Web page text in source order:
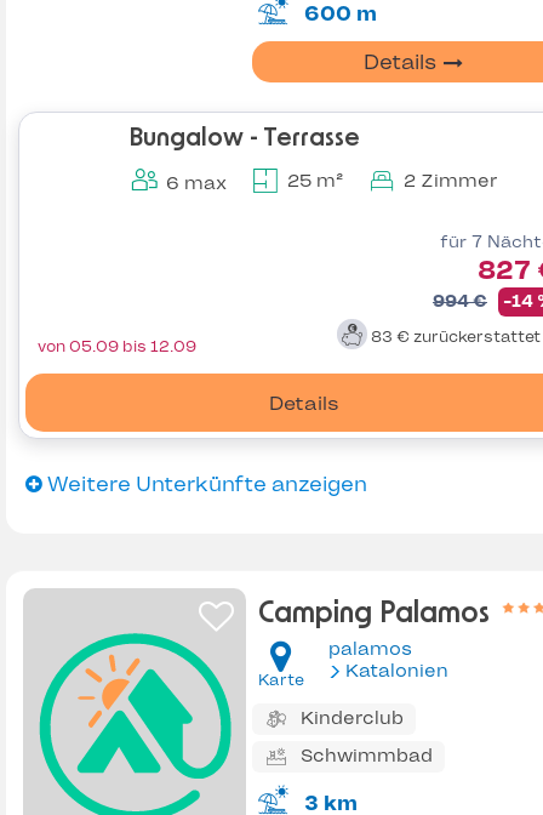
600 m
Details
Bungalow - Terrasse
6 max 25 m² 2 Zimmer
für 7
827
994 € -14
83 € zurückerstattet
Details
von 05.09 bis 12.09
Weitere Unterkünfte anzeigen
Camping Palamos
Karte
palamos
Katalonien
Kinderclub
Schwimmbad
3 km